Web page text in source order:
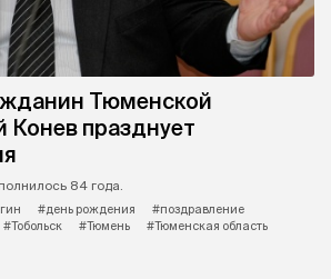
Тюменской
празднует
84 года.
#день рождения
#поздравление
#Тобольск #Тюмень
#Тюменская область